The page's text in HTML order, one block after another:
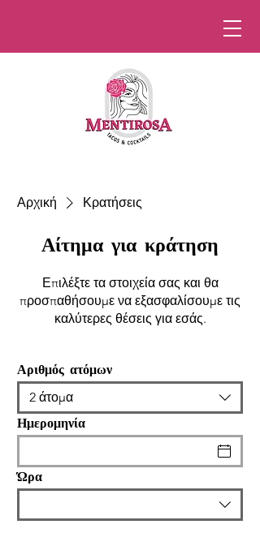
Αρχική Κρατήσεις
Αίτημα για κράτηση
Επιλέξτε τα στοιχεία σας και θα
προσπαθήσουμε να εξασφαλίσουμε τις
καλύτερες θέσεις για εσάς.
Αριθμός ατόμων
2 άτομα
Ημερομηνία
Ώρα